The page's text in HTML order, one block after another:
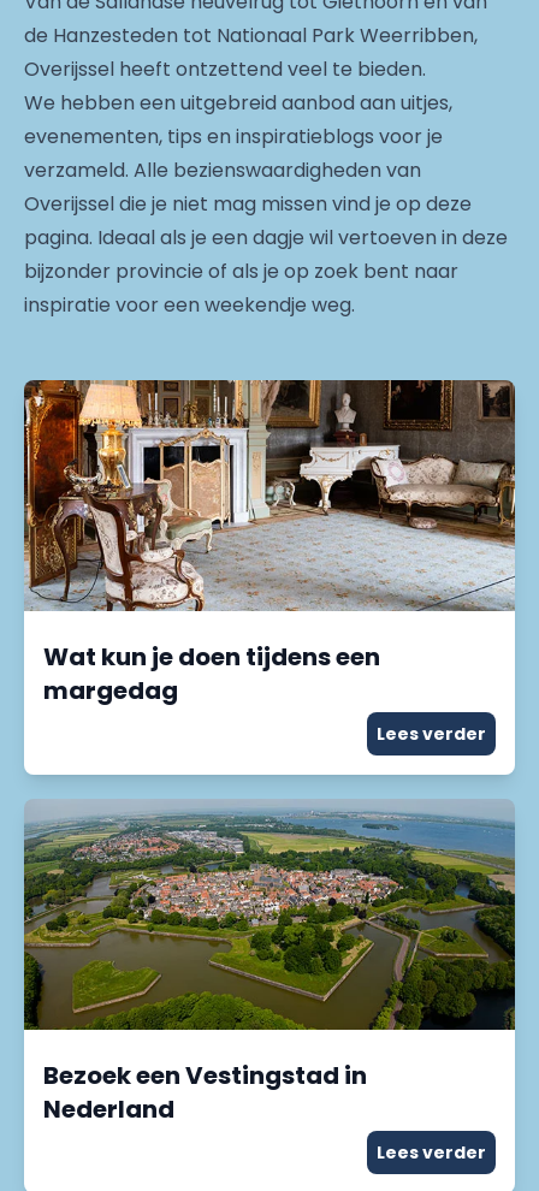
de Hanzesteden tot Nationaal Park Weerribben,
Overijssel heeft ontzettend veel te bieden.
We hebben een uitgebreid aanbod aan uitjes,
evenementen, tips en inspiratieblogs voor je
verzameld. Alle bezienswaardigheden van
Overijssel die je niet mag missen vind je op deze
pagina. Ideaal als je een dagje wil vertoeven in deze
bijzonder provincie of als je op zoek bent naar
inspiratie voor een weekendje weg.
Wat kun je doen tijdens een
margedag
Lees verder
Bezoek een Vestingstad in
Nederland
Lees verder